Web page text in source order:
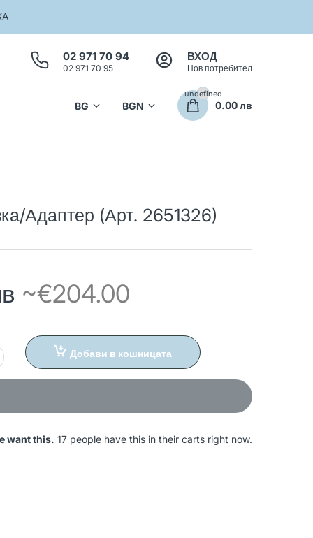
02 971 70 94
02 971 70 95
ВХОД
Нов потребител
undefined
0.00 лв
Адаптер (Арт. 2651326)
~€204.00
Добави в кошницата
want this. 17 people have this in their carts right now.